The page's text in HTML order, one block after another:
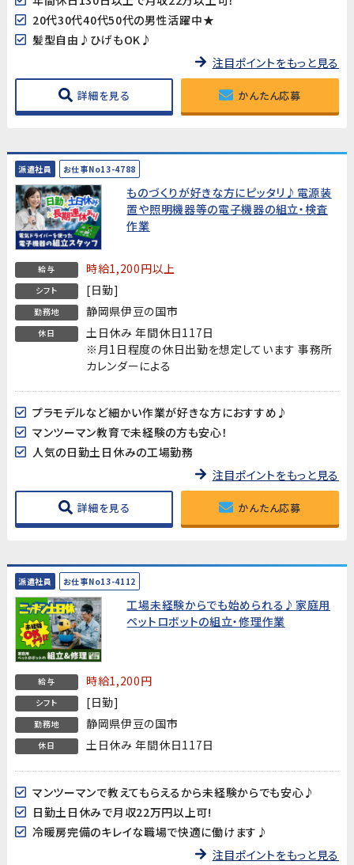
20代30代40代50代の男性活躍中★
髪型自由♪ひげもOK♪
注目ポイントをもっと見る
詳細を見る かんたん応募
派遣社員 お仕事No13-4788
ものづくりが好きな方にピッタリ♪電源装
置や照明機器等の電子機器の組立・検査
作業
給与 時給1,200円以上
シフト [日勤]
勤務地 静岡県伊豆の国市
休日
土日休み 年間休日117日
※月1日程度の休日出勤を想定しています 事務所
カレンダーによる
プラモデルなど細かい作業が好きな方におすすめ♪
マンツーマン教育で未経験の方も安心！
人気の日勤土日休みの工場勤務
注目ポイントをもっと見る
詳細を見る かんたん応募
派遣社員 お仕事No13-4112
工場未経験からでも始められる♪家庭用
ペットロボットの組立・修理作業
給与 時給1,200円
シフト [日勤]
勤務地 静岡県伊豆の国市
休日 土日休み 年間休日117日
マンツーマンで教えてもらえるから未経験からでも安心♪
日勤土日休みで月収22万円以上可!
冷暖房完備のキレイな職場で快適に働けます♪
注目ポイントをもっと見る